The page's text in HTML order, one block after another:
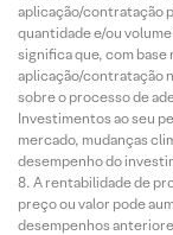
aplicação/contratação
quantidade e/ou
significa que, com base
aplicação/contratação
sobre o processo de
Investimentos ao seu
mercado, mudanças
desempenho do
A rentabilidade de
preço ou valor pode
desempenhos